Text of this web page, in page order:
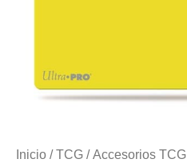
Inicio /TCG /Accesorios TCG